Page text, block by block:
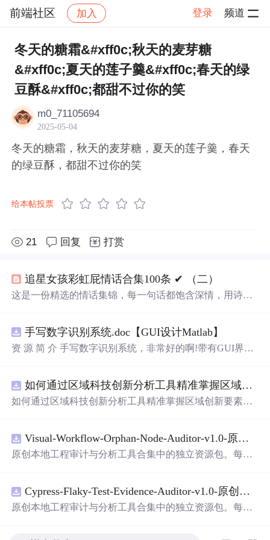
前端社区 加入 登录 频道
社区 前端社区 感慨 帖子详情
冬天的糖霜&#xff0c;秋天的麦芽糖
&#xff0c;夏天的莲子羹&#xff0c;春天的绿
豆酥&#xff0c;都甜不过你的笑
m0_71105694
2025-05-04
冬天的糖霜，秋天的麦芽糖，夏天的莲子羹，春天
的绿豆酥，都甜不过你的笑
给本帖投票
21 回复 打赏
追星女孩彩虹屁情话合集100条 ✔︎ （二）
这是一份精选的情话集锦，每一句话都饱含深情，用诗意
的思念与热爱。
手写数字识别系统.doc【GUI设计Matlab】
资 源 简 介 手写数字识别系统，非常好的啊!带有GUI界
带有直观的图形用户界面（GUI），非常容易使用。你只
需要将手写数字输入系统，它将立即给出准确的识别结
是一个非常方便和实用的工具，你一定会喜欢它的！
如何通过区域科技创新分析工具精准掌握区域创新要素分布与产业链融合现状？.docx
如何通过区域科技创新分析工具精准掌握区域创新要素分
Visual-Workflow-Orphan-Node-Auditor-v1.0-原创源码与文档.zip
原创本地工程审计与分析工具合集中的独立资源包。每个
README、运行说明、功能清单、MIT License及原创与授
权声明。解压后进入project目录，执行npm test验证算法，
Cypress-Flaky-Test-Evidence-Auditor-v1.0-原创源码与文档.zip
原创本地工程审计与分析工具合集中的独立资源包。每个